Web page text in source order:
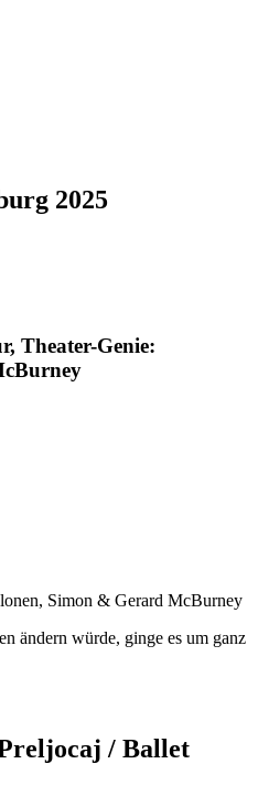
2025
Theater-Genie:
Simon & Gerard McBurney
ändern würde, ginge es um ganz
/ Ballet